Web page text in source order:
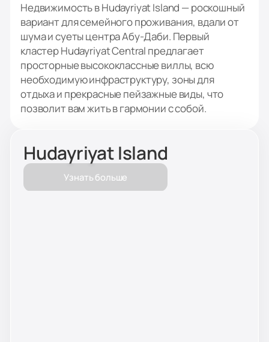
Недвижимость в Hudayriyat Island — роскошный
вариант для семейного проживания, вдали от
шума и суеты центра Абу-Даби. Первый
кластер Hudayriyat Central предлагает
просторные высококлассные виллы, всю
необходимую инфраструктуру, зоны для
отдыха и прекрасные пейзажные виды, что
позволит вам жить в гармонии с собой.
Hudayriyat Island
Узнать больше